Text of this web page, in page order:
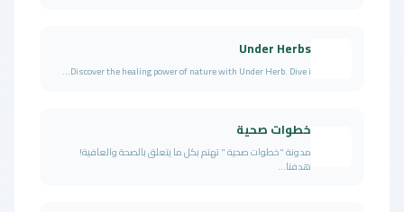
Under Herbs
Discover the healing power of nature with Under Herb. Dive i...
خطوات صحية
مدونة "خطوات صحية " تهتم بكل ما يتعلق بالصحة والعافية!
هدفنا...